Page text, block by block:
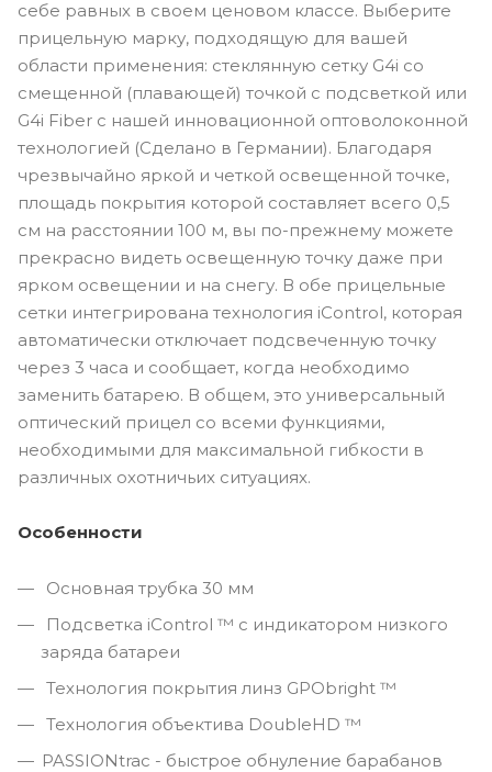
себе равных в своем ценовом классе. Выберите
прицельную марку, подходящую для вашей
области применения: стеклянную сетку G4i со
смещенной (плавающей) точкой с подсветкой или
G4i Fiber с нашей инновационной оптоволоконной
технологией (Сделано в Германии). Благодаря
чрезвычайно яркой и четкой освещенной точке,
площадь покрытия которой составляет всего 0,5
см на расстоянии 100 м, вы по-прежнему можете
прекрасно видеть освещенную точку даже при
ярком освещении и на снегу. В обе прицельные
сетки интегрирована технология iControl, которая
автоматически отключает подсвеченную точку
через 3 часа и сообщает, когда необходимо
заменить батарею. В общем, это универсальный
оптический прицел со всеми функциями,
необходимыми для максимальной гибкости в
различных охотничьих ситуациях.
Особенности
Основная трубка 30 мм
Подсветка iControl ™ с индикатором низкого
заряда батареи
Технология покрытия линз GPObright ™
Технология объектива DoubleHD ™
PASSIONtrac - быстрое обнуление барабанов